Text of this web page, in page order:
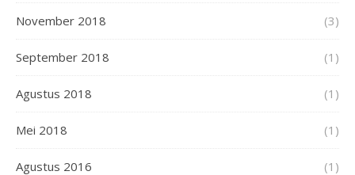
November 2018 (3)
September 2018 (1)
Agustus 2018 (1)
Mei 2018 (1)
Agustus 2016 (1)